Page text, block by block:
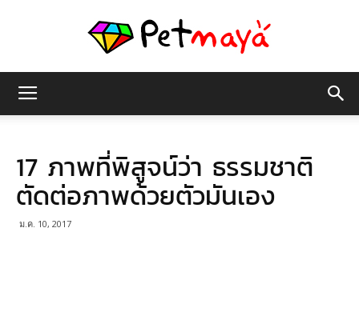
มายา
17 ภาพที่พิสูจน์ว่า ธรรมชาติ
ตัดต่อภาพด้วยตัวมันเอง
ม.ค. 10, 2017